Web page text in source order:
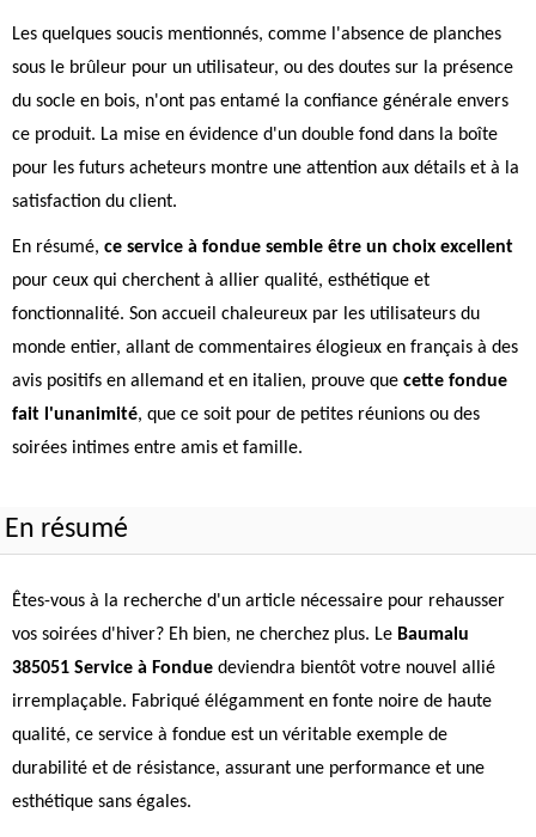
Les quelques soucis mentionnés, comme l'absence de planches
sous le brûleur pour un utilisateur, ou des doutes sur la présence
du socle en bois, n'ont pas entamé la confiance générale envers
ce produit. La mise en évidence d'un double fond dans la boîte
pour les futurs acheteurs montre une attention aux détails et à la
satisfaction du client.
En résumé, ce service à fondue semble être un choix excellent
pour ceux qui cherchent à allier qualité, esthétique et
fonctionnalité. Son accueil chaleureux par les utilisateurs du
monde entier, allant de commentaires élogieux en français à des
avis positifs en allemand et en italien, prouve que cette fondue
fait l'unanimité, que ce soit pour de petites réunions ou des
soirées intimes entre amis et famille.
En résumé
Êtes-vous à la recherche d'un article nécessaire pour rehausser
vos soirées d'hiver? Eh bien, ne cherchez plus. Le Baumalu
385051 Service à Fondue deviendra bientôt votre nouvel allié
irremplaçable. Fabriqué élégamment en fonte noire de haute
qualité, ce service à fondue est un véritable exemple de
durabilité et de résistance, assurant une performance et une
esthétique sans égales.